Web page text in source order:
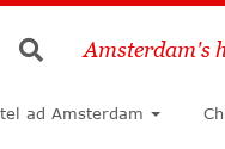
Amsterdam's
ad Amsterdam